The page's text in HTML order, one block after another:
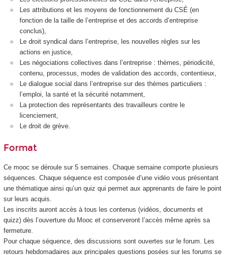
Les attributions et les moyens de fonctionnement du CSÉ (en
fonction de la taille de l’entreprise et des accords d’entreprise
conclus),
Le droit syndical dans l’entreprise, les nouvelles règles sur les
actions en justice,
Les négociations collectives dans l’entreprise : thèmes, périodicité,
contenu, processus, modes de validation des accords, contentieux,
Le dialogue social dans l’entreprise sur des thèmes particuliers :
l’emploi, la santé et la sécurité notamment,
La protection des représentants des travailleurs contre le
licenciement,
Le droit de grève.
Format
Ce mooc se déroule sur 5 semaines. Chaque semaine comporte plusieurs
séquences. Chaque séquence est composée d’une vidéo vous présentant
une thématique ainsi qu’un quiz qui permet aux apprenants de faire le point
sur leurs acquis.
Les inscrits auront accès à tous les contenus (vidéos, documents et
quizz) dès l’ouverture du Mooc et conserveront l’accès même après sa
fermeture.
Pour chaque séquence, des discussions sont ouvertes sur le forum. Les
retours hebdomadaires aux principales questions posées sur les forums se